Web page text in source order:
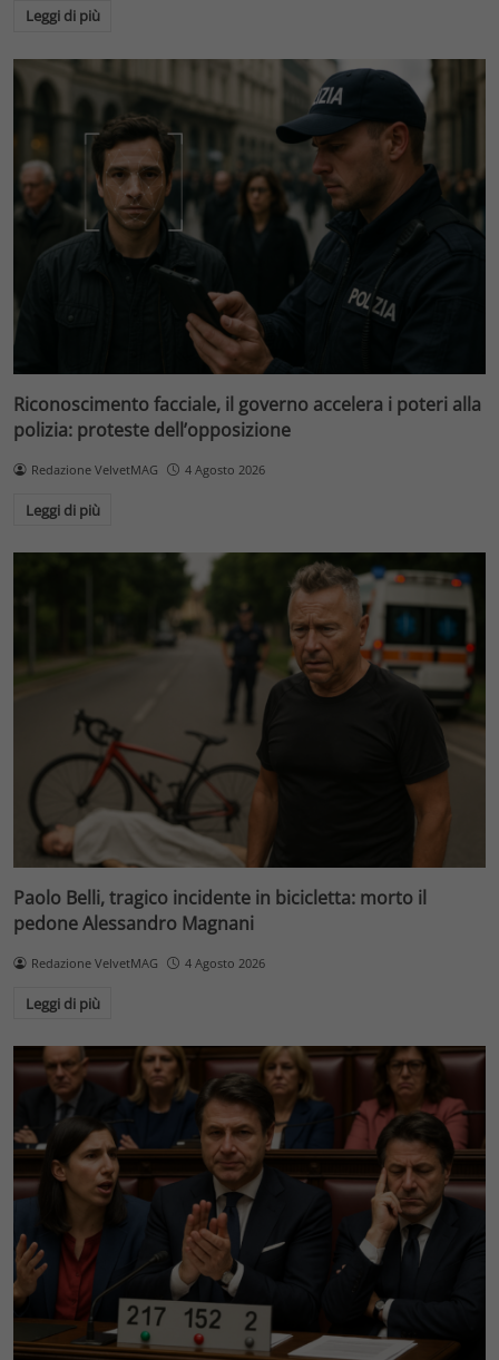
Leggi di più
Riconoscimento facciale, il governo accelera i poteri alla
polizia: proteste dell’opposizione
Redazione VelvetMAG 4 Agosto 2026
Leggi di più
Paolo Belli, tragico incidente in bicicletta: morto il
pedone Alessandro Magnani
Redazione VelvetMAG 4 Agosto 2026
Leggi di più